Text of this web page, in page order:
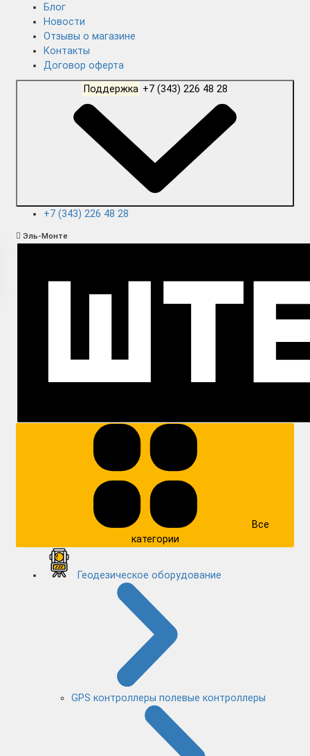
Блог
Новости
Отзывы о магазине
Контакты
Договор оферта
Поддержка
+7 (343) 226 48 28
Эль-Монте
Все
категории
Геодезическое оборудование
GPS контроллеры полевые контроллеры